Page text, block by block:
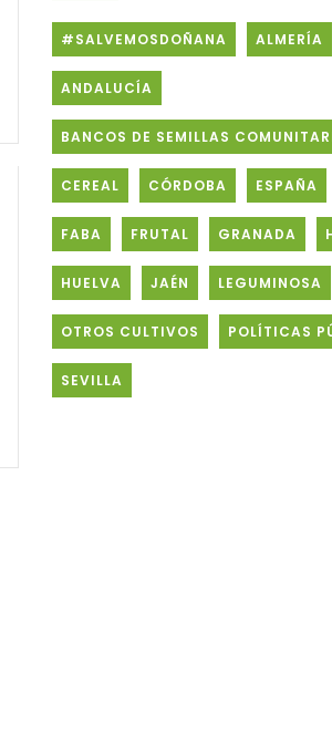
#SALVEMOSDOÑANA ALMERÍA
ANDALUCÍA
BANCOS DE SEMILLAS
CEREAL CÓRDOBA ESPAÑA
FABA FRUTAL GRANADA
HUELVA JAÉN LEGUMINOSA
OTROS CULTIVOS POLÍTICAS
SEVILLA